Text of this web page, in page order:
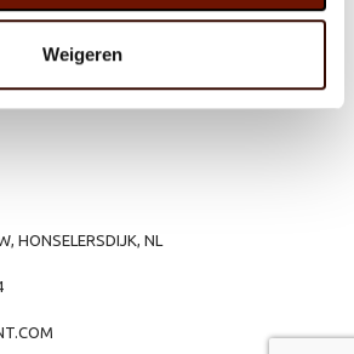
Weigeren
VACATURE
PRIVACY STATEMENT
HONSELERSDIJK, NL